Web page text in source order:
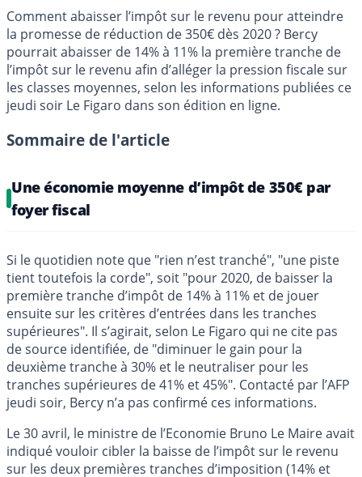
Comment abaisser l’impôt sur le revenu pour atteindre
la promesse de réduction de 350€ dès 2020 ? Bercy
pourrait abaisser de 14% à 11% la première tranche de
l’impôt sur le revenu afin d’alléger la pression fiscale sur
les classes moyennes, selon les informations publiées ce
jeudi soir Le Figaro dans son édition en ligne.
Sommaire de l'article
Une économie moyenne d’impôt de 350€ par
foyer fiscal
Si le quotidien note que "rien n’est tranché", "une piste
tient toutefois la corde", soit "pour 2020, de baisser la
première tranche d’impôt de 14% à 11% et de jouer
ensuite sur les critères d’entrées dans les tranches
supérieures". Il s’agirait, selon Le Figaro qui ne cite pas
de source identifiée, de "diminuer le gain pour la
deuxième tranche à 30% et le neutraliser pour les
tranches supérieures de 41% et 45%". Contacté par l’AFP
jeudi soir, Bercy n’a pas confirmé ces informations.
Le 30 avril, le ministre de l’Economie Bruno Le Maire avait
indiqué vouloir cibler la baisse de l’impôt sur le revenu
sur les deux premières tranches d’imposition (14% et